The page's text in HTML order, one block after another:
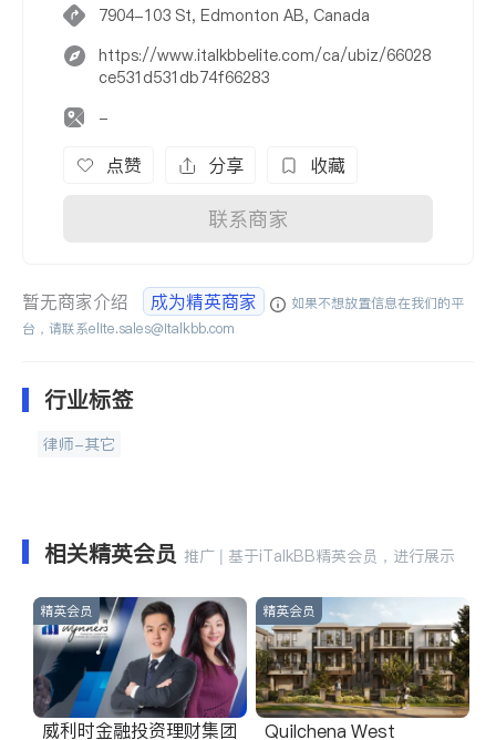
7904-103 St, Edmonton AB, Canada
https://www.italkbbelite.com/ca/ubiz/66028
ce531d531db74f66283
-
点赞 分享 收藏
联系商家
暂无商家介绍 成为精英商家
如果不想放置信息在我们的平
台，请联系elite.sales@italkbb.com
行业标签
律师-其它
相关精英会员 推广 | 基于iTalkBB精英会员，进行展示
精英会员
威利时金融投资理财集团
精英会员
Quilchena West